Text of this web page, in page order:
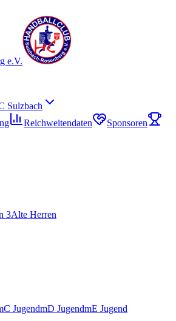
e.V.
Sulzbach
Reichweitendaten
Sponsoren
3Alte Herren
JugendmD JugendmE Jugend